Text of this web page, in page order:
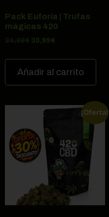
Pack Euforia | Trufas
mágicas 420
30,99€
Añadir al carrito
¡Oferta!